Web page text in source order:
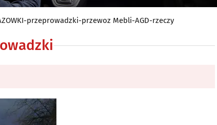
przeprowadzki-przewoz Mebli-AGD-rzeczy